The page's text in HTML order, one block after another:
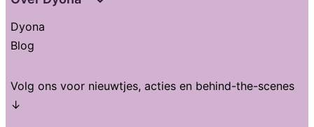
Dyona
Blog
Volg ons voor nieuwtjes, acties en behind-the-scenes
↓